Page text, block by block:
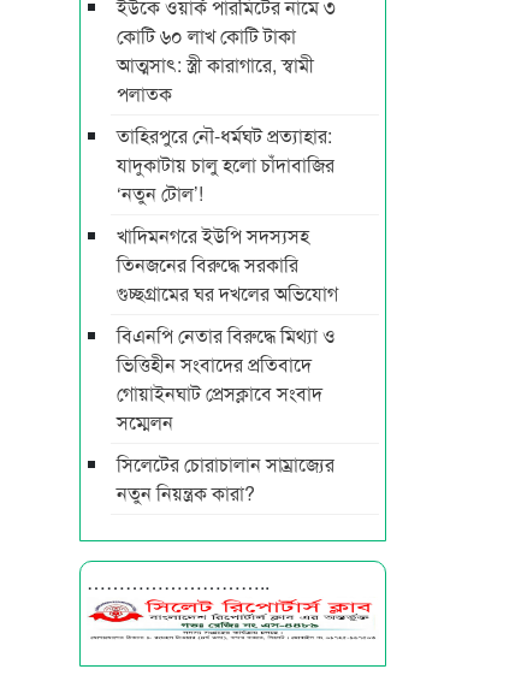
ইউকে ওয়ার্ক পারমিটের নামে ৩
কোটি ৬০ লাখ কোটি টাকা
আত্মসাৎ: স্ত্রী কারাগারে, স্বামী
পলাতক
তাহিরপুরে নৌ-ধর্মঘট প্রত্যাহার:
যাদুকাটায় চালু হলো চাঁদাবাজির
‘নতুন টোল’!
খাদিমনগরে ইউপি সদস্যসহ
তিনজনের বিরুদ্ধে সরকারি
গুচ্ছগ্রামের ঘর দখলের অভিযোগ
বিএনপি নেতার বিরুদ্ধে মিথ্যা ও
ভিত্তিহীন সংবাদের প্রতিবাদে
গোয়াইনঘাট প্রেসক্লাবে সংবাদ
সম্মেলন
সিলেটের চোরাচালান সাম্রাজ্যের
নতুন নিয়ন্ত্রক কারা?
………………………..